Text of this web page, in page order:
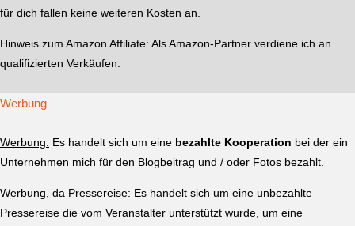
für dich fallen keine weiteren Kosten an.
Hinweis zum Amazon Affiliate: Als Amazon-Partner verdiene ich an
qualifizierten Verkäufen.
Werbung
Werbung: Es handelt sich um eine bezahlte Kooperation bei der ein
Unternehmen mich für den Blogbeitrag und / oder Fotos bezahlt.
Werbung, da Pressereise: Es handelt sich um eine unbezahlte
Pressereise die vom Veranstalter unterstützt wurde, um eine